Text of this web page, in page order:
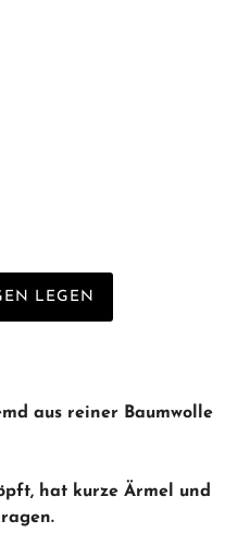
LEGEN
aus reiner Baumwolle
hat kurze Ärmel und